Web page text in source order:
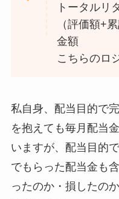
トータルリ
（評価額+
金額
こちらのロ
私自身、配当目的で
を抱えても毎月配当
いますが、配当目的
でもらった配当金も
ったのか・損したの